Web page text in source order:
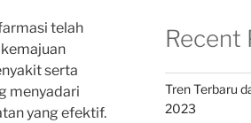
telah
serta
menyadari
yang efektif.
Recent
Tren Terbaru
2023